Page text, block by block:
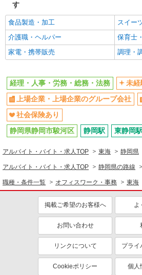
す
食品製造・加工
スイー
介護職・ヘルパー
保育士
家電・携帯販売
調理・
経理・人事・労務・総務・法務 未経
上場企業・上場企業のグループ会社
社会保険あり
静岡県静岡市駿河区
静岡駅 東静岡駅
アルバイト・バイト・求人TOP 東海 静岡県
アルバイト・バイト・求人TOP 静岡県の路線
職種・条件一覧 オフィスワーク・事務 東海
掲載ご希望のお客様へ よ
お問い合わせ
リンクについて プライ
Cookieポリシー 個人